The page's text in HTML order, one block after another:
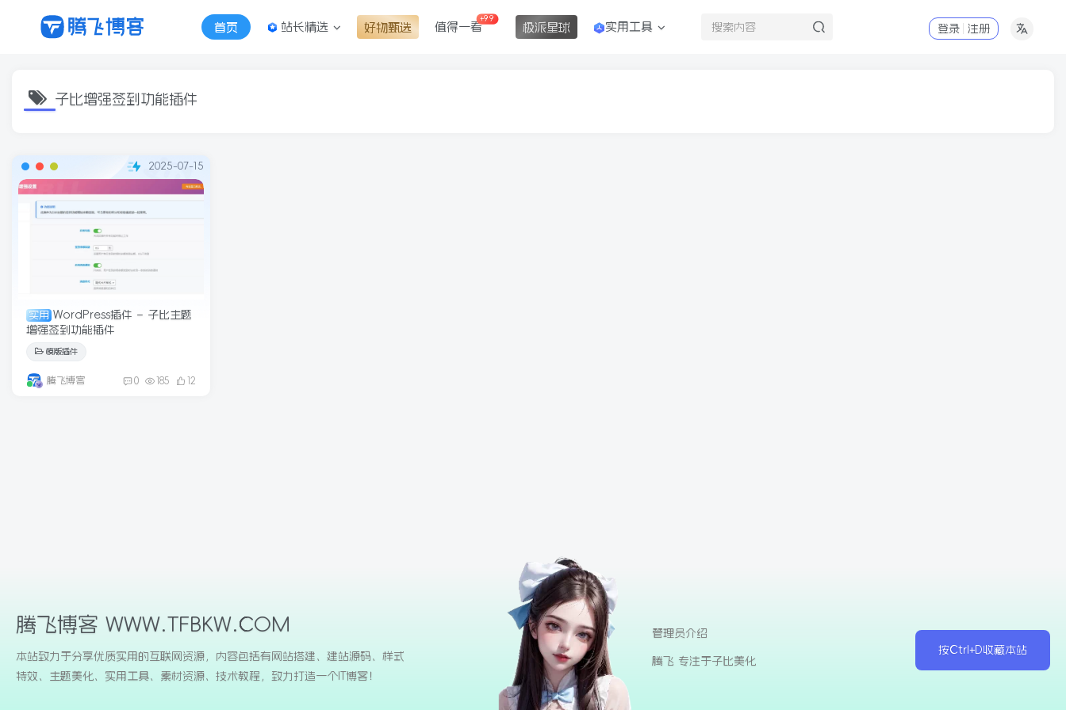
首页 站长精选 好物甄选 值得一看
+99
极派星球 实用工具 登录 注册
子比增强签到功能插件
2025-07-15
实用 WordPress插件 – 子比主题
增强签到功能插件
模版插件
腾飞博客 0 185 12
腾飞博客 WWW.TFBKW.COM
本站致力于分享优质实用的互联网资源，内容包括有网站搭建、建站源码、样式
特效、主题美化、实用工具、素材资源、技术教程，致力打造一个IT博客！
按Ctrl+D收藏本站
管理员介绍
腾飞 专注于子比美化